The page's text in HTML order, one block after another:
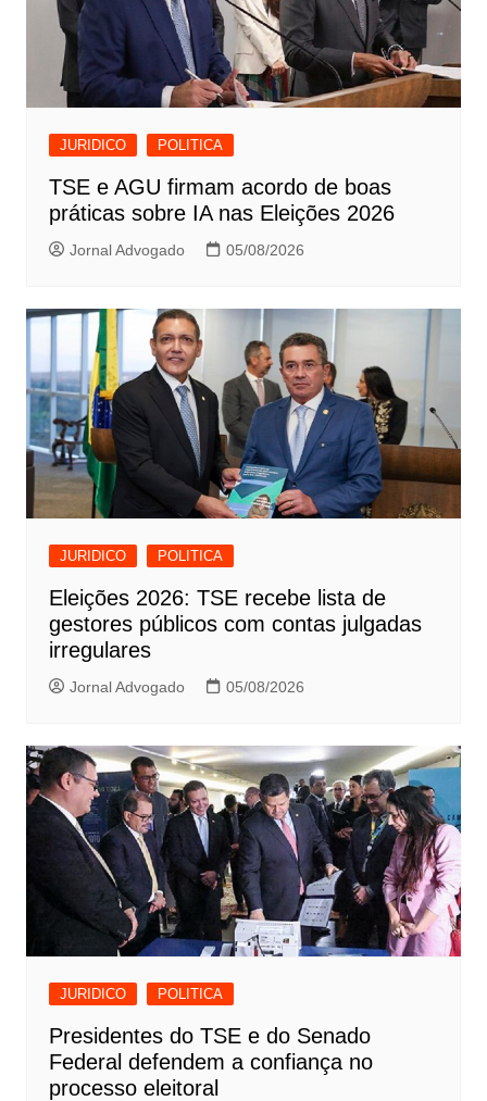
JURIDICO POLITICA
TSE e AGU firmam acordo de boas
práticas sobre IA nas Eleições 2026
Jornal Advogado 05/08/2026
JURIDICO POLITICA
Eleições 2026: TSE recebe lista de
gestores públicos com contas julgadas
irregulares
Jornal Advogado 05/08/2026
JURIDICO POLITICA
Presidentes do TSE e do Senado
Federal defendem a confiança no
processo eleitoral